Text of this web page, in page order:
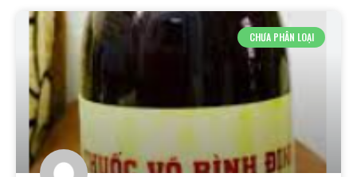
CHƯA PHÂN LOẠI